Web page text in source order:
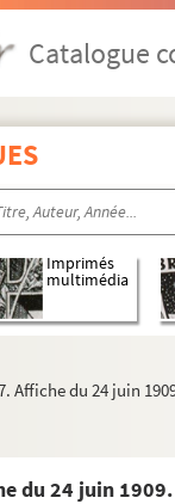
Catalogue
Imprimés
multimédia
Affiche du 24 juin
du 24 juin